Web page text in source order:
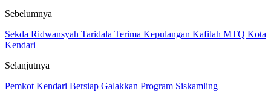
Sebelumnya
Sekda Ridwansyah Taridala Terima Kepulangan Kafilah MTQ Kota
Kendari
Selanjutnya
Pemkot Kendari Bersiap Galakkan Program Siskamling